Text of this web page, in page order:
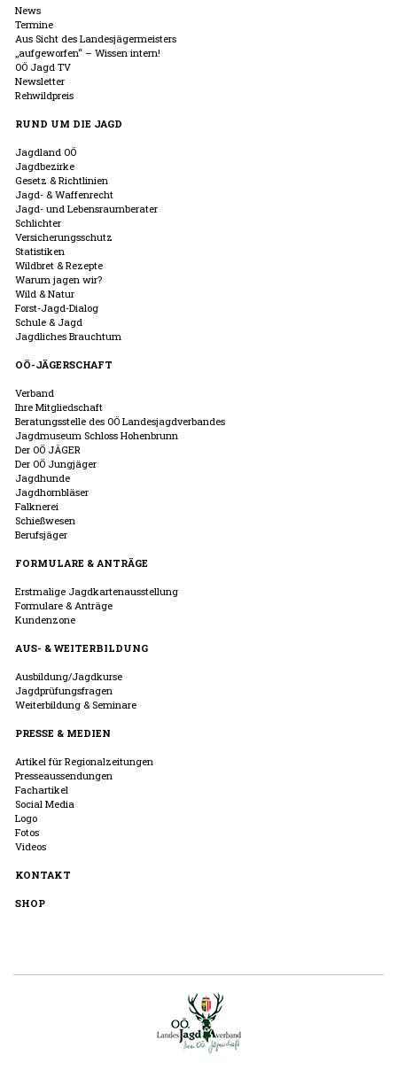
News
Termine
Aus Sicht des Landesjägermeisters
„aufgeworfen“ – Wissen intern!
OÖ Jagd TV
Newsletter
Rehwildpreis
RUND UM DIE JAGD
Jagdland OÖ
Jagdbezirke
Gesetz & Richtlinien
Jagd- & Waffenrecht
Jagd- und Lebensraumberater
Schlichter
Versicherungsschutz
Statistiken
Wildbret & Rezepte
Warum jagen wir?
Wild & Natur
Forst-Jagd-Dialog
Schule & Jagd
Jagdliches Brauchtum
OÖ-JÄGERSCHAFT
Verband
Ihre Mitgliedschaft
Beratungsstelle des OÖ Landesjagdverbandes
Jagdmuseum Schloss Hohenbrunn
Der OÖ JÄGER
Der OÖ Jungjäger
Jagdhunde
Jagdhornbläser
Falknerei
Schießwesen
Berufsjäger
FORMULARE & ANTRÄGE
Erstmalige Jagdkartenausstellung
Formulare & Anträge
Kundenzone
AUS- & WEITERBILDUNG
Ausbildung/Jagdkurse
Jagdprüfungsfragen
Weiterbildung & Seminare
PRESSE & MEDIEN
Artikel für Regionalzeitungen
Presseaussendungen
Fachartikel
Social Media
Logo
Fotos
Videos
KONTAKT
SHOP